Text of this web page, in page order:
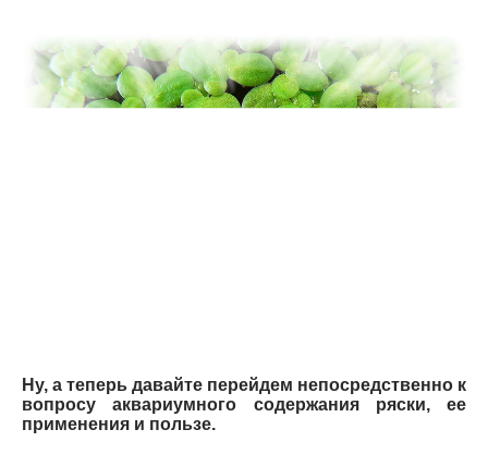
Ну, а теперь давайте перейдем непосредственно к
вопросу аквариумного содержания ряски, ее
применения и пользе.